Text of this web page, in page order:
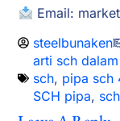
Email:
steelbunaken
arti sch
sch, pipa sch
SCH pipa,